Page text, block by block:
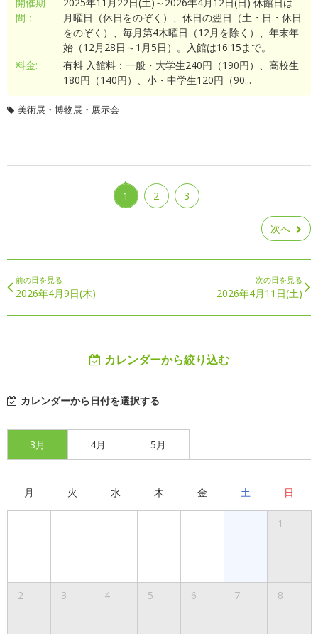
間：
月曜日（休日をのぞく）、休日の翌日（土・日・休日
をのぞく）、毎月第4木曜日（12月を除く）、年末年
始（12月28日～1月5日）。入館は16:15まで。
料金:
有料 入館料：一般・大学生240円（190円）、高校生
180円（140円）、小・中学生120円（90...
美術展・博物展・展示会
1 2 3
次へ
前の日を見る
2026年4月9日(木)
次の日を見る
2026年4月11日(土)
カレンダーから絞り込む
カレンダーから日付を選択する
3月 4月 5月
月 火 水 木 金 土 日
1
2 3 4 5 6 7 8